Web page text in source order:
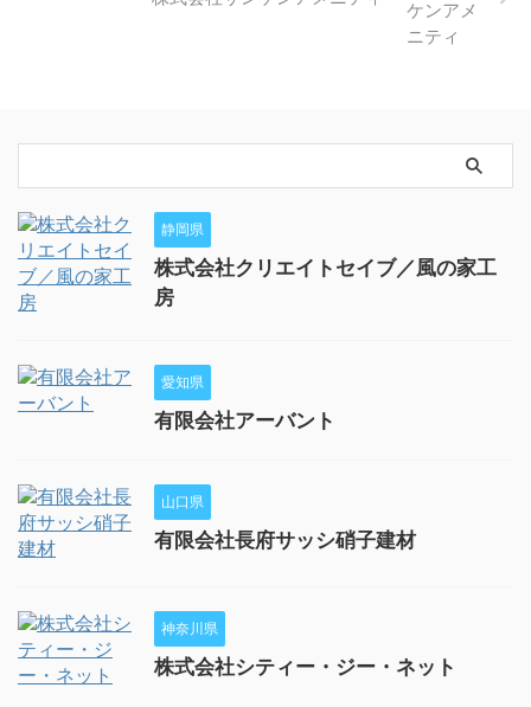
静岡県
株式会社クリエイトセイブ／風の家工
房
愛知県
有限会社アーバント
山口県
有限会社長府サッシ硝子建材
神奈川県
株式会社シティー・ジー・ネット